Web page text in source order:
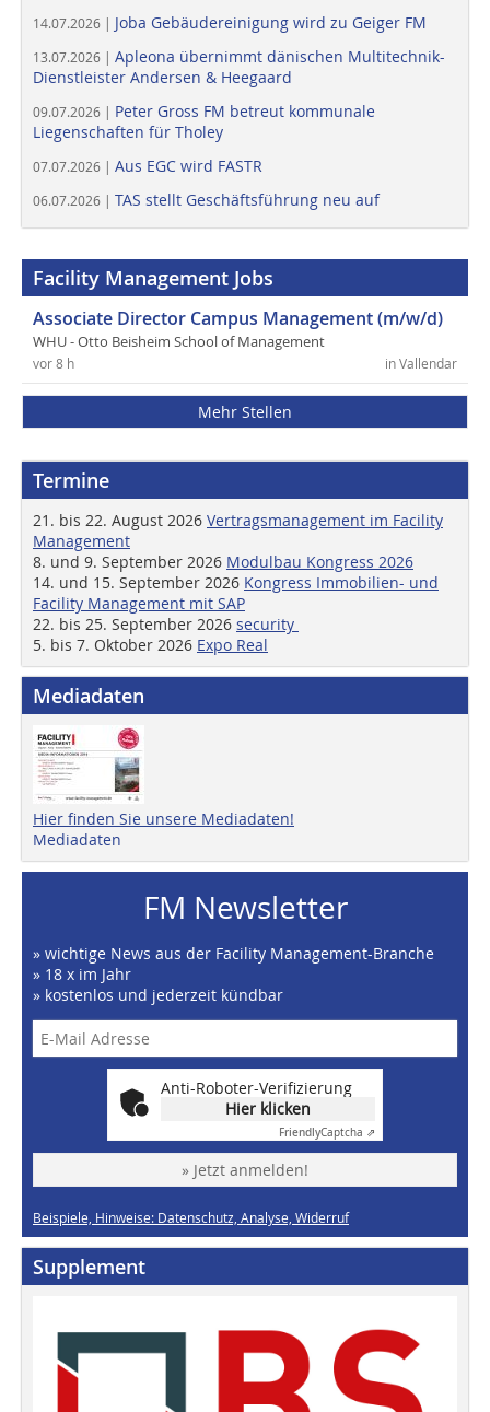
14.07.2026 | Joba Gebäudereinigung wird zu Geiger FM
13.07.2026 | Apleona übernimmt dänischen Multitechnik-
Dienstleister Andersen & Heegaard
09.07.2026 | Peter Gross FM betreut kommunale
Liegenschaften für Tholey
07.07.2026 | Aus EGC wird FASTR
06.07.2026 | TAS stellt Geschäftsführung neu auf
Facility Management Jobs
Associate Director Campus Management (m/w/d)
WHU - Otto Beisheim School of Management
in Vallendar
vor 8 h
Mehr Stellen
Termine
21. bis 22. August 2026 Vertragsmanagement im Facility
Management
8. und 9. September 2026 Modulbau Kongress 2026
14. und 15. September 2026 Kongress Immobilien- und
Facility Management mit SAP
22. bis 25. September 2026 security
5. bis 7. Oktober 2026 Expo Real
Mediadaten
Hier finden Sie unsere Mediadaten!
Mediadaten
FM Newsletter
» wichtige News aus der Facility Management-Branche
» 18 x im Jahr
» kostenlos und jederzeit kündbar
Anti-Roboter-Verifizierung
Hier klicken
FriendlyCaptcha ⇗
» Jetzt anmelden!
Beispiele, Hinweise: Datenschutz, Analyse, Widerruf
Supplement